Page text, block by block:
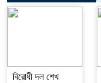
বিরোধী দল শেখ